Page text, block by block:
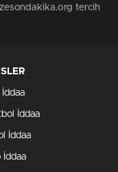
tercih
İddaa
İddaa
İddaa